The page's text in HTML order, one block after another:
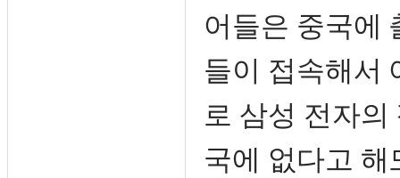
어들은 중국에
들이 접속해서
로 삼성 전자
국에 없다고